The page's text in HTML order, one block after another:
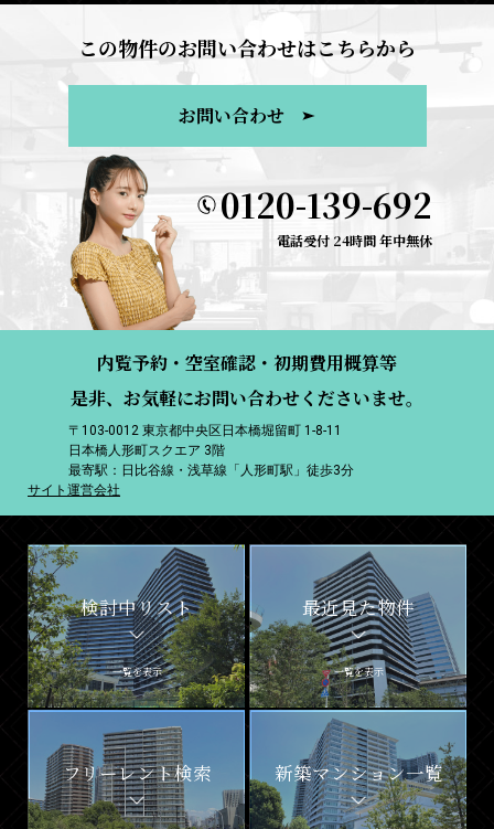
この物件のお問い合わせはこちらから
お問い合わせ
0120-139-692
電話受付 24時間 年中無休
内覧予約・空室確認・初期費用概算等
是非、お気軽にお問い合わせくださいませ。
〒103-0012 東京都中央区日本橋堀留町 1-8-11
日本橋人形町スクエア 3階
最寄駅：日比谷線・浅草線「人形町駅」徒歩3分
サイト運営会社
検討中リスト
一覧を表示
最近見た物件
一覧を表示
フリーレント検索 新築マンション一覧